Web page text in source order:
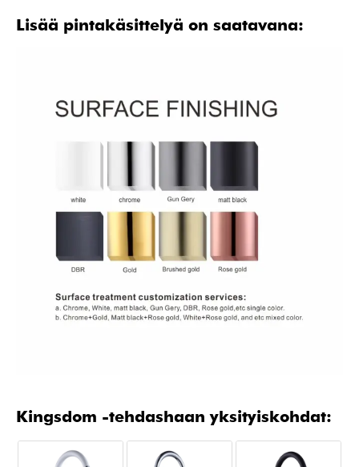
Lisää pintakäsittelyä on saatavana:
Kingsdom -tehdashaan yksityiskohdat: